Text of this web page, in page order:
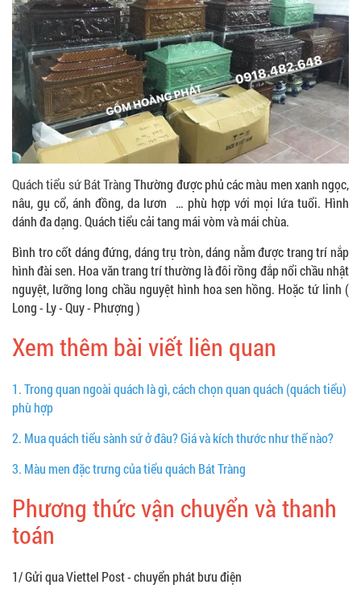
Quách tiểu sứ Bát TràngThường được phủ các màu men xanh ngọc,
nâu, gụ cổ, ánh đồng, da lươn … phù hợp với mọi lứa tuổi. Hình
dánh đa dạng. Quách tiểu cải tang mái vòm và mái chùa.
Bình tro cốt dáng đứng, dáng trụ tròn, dáng nằm được trang trí nắp
hình đài sen. Hoa văn trang trí thường là đôi rồng đắp nổi chầu nhật
nguyệt, lưỡng long chầu nguyệt hình hoa sen hồng. Hoặc tứ linh (
Long - Ly - Quy - Phượng )
Xem thêm bài viết liên quan
1.Trong quan ngoài quách là gì, cách chọn quan quách (quách tiểu)
phù hợp
2. Mua quách tiểu sành sứ ở đâu? Giá và kích thước như thế nào?
3. Màu men đặc trưng của tiểu quách Bát Tràng
Phương thức vận chuyển và thanh
toán
1/ Gửi qua Viettel Post - chuyển phát bưu điện